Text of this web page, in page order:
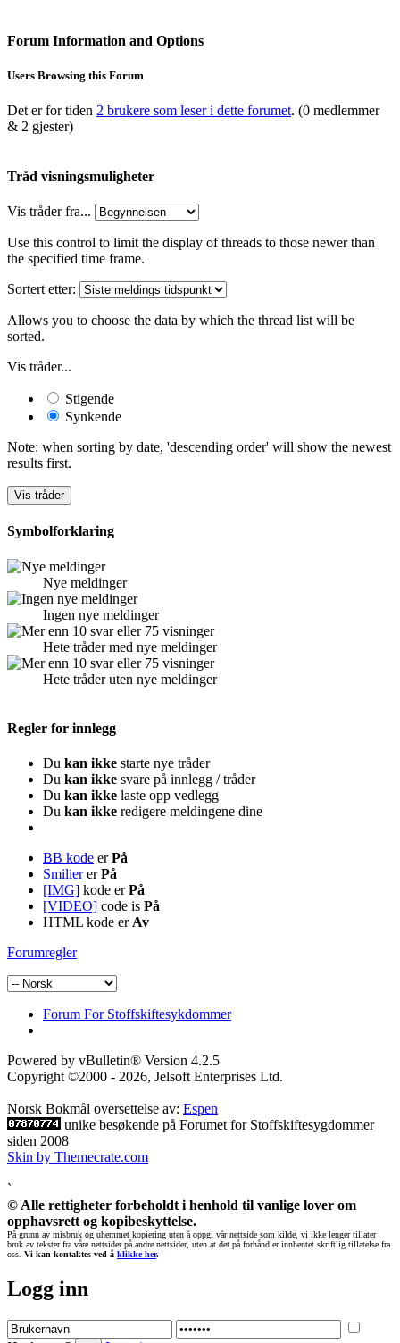
Forum Information and Options
Users Browsing this Forum
Det er for tiden 2 brukere som leser i dette forumet. (0 medlemmer
& 2 gjester)
Tråd visningsmuligheter
Vis tråder fra...
Use this control to limit the display of threads to those newer than
the specified time frame.
Sortert etter:
Allows you to choose the data by which the thread list will be
sorted.
Vis tråder...
Stigende
Synkende
Note: when sorting by date, 'descending order' will show the newest
results first.
Symbolforklaring
Nye meldinger
Ingen nye meldinger
Hete tråder med nye meldinger
Hete tråder uten nye meldinger
Regler for innlegg
Du kan ikke starte nye tråder
Du kan ikke svare på innlegg / tråder
Du kan ikke laste opp vedlegg
Du kan ikke redigere meldingene dine
BB kode erPå
SmiliererPå
[IMG] kode erPå
[VIDEO] code is På
HTML kode er Av
Forumregler
Forum For Stoffskiftesykdommer
Powered by vBulletin® Version 4.2.5
Copyright ©2000 - 2026, Jelsoft Enterprises Ltd.
Norsk Bokmål oversettelse av: Espen
unike besøkende på Forumet for Stoffskiftesygdommer
siden 2008
Skin by Themecrate.com
`
© Alle rettigheter forbeholdt i henhold til vanlige lover om
opphavsrett og kopibeskyttelse.
På grunn av misbruk og uhemmet kopiering uten å oppgi vår nettside som kilde, vi ikke lenger tillater
bruk av tekster fra våre nettsider på andre nettsider, uten at det på forhånd er innhentet skriftlig tillatelse fra
oss. Vi kan kontaktes ved å klikke her.
Logg inn